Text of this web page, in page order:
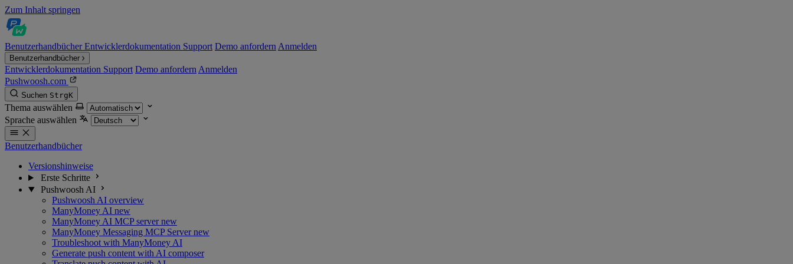
Zum Inhalt springen
BenutzerhandbücherEntwicklerdokumentation Support Demo anfordern Anmelden
Benutzerhandbücher
Entwicklerdokumentation Support Demo anfordern Anmelden
Pushwoosh.com
Suchen StrgK
Thema auswählen
Sprache auswählen
Benutzerhandbücher
Versionshinweise
Erste Schritte
Pushwoosh AI
Pushwoosh AI overview
ManyMoney AI new
ManyMoney AI MCP server new
ManyMoney Messaging MCP Server new
Troubleshoot with ManyMoney AI
Generate push content with AI composer